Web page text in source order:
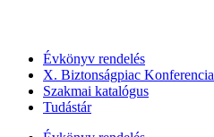
Évkönyv rendelés
X. Biztonságpiac Konferencia
Szakmai katalógus
Tudástár